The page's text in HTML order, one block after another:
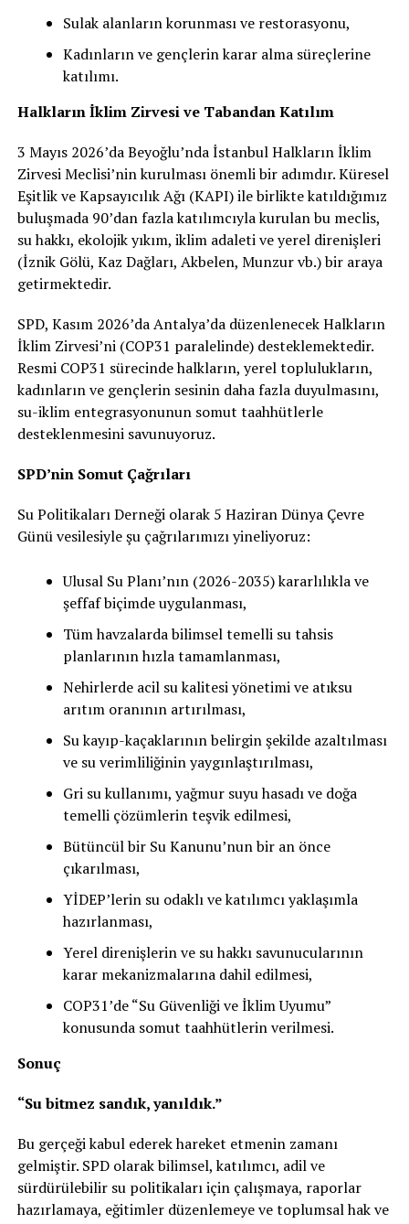
Sulak alanların korunması ve restorasyonu,
Kadınların ve gençlerin karar alma süreçlerine
katılımı.
Halkların İklim Zirvesi ve Tabandan Katılım
3 Mayıs 2026’da Beyoğlu’nda İstanbul Halkların İklim
Zirvesi Meclisi’nin kurulması önemli bir adımdır. Küresel
Eşitlik ve Kapsayıcılık Ağı (KAPI) ile birlikte katıldığımız
buluşmada 90’dan fazla katılımcıyla kurulan bu meclis,
su hakkı, ekolojik yıkım, iklim adaleti ve yerel direnişleri
(İznik Gölü, Kaz Dağları, Akbelen, Munzur vb.) bir araya
getirmektedir.
SPD, Kasım 2026’da Antalya’da düzenlenecek Halkların
İklim Zirvesi’ni (COP31 paralelinde) desteklemektedir.
Resmi COP31 sürecinde halkların, yerel toplulukların,
kadınların ve gençlerin sesinin daha fazla duyulmasını,
su-iklim entegrasyonunun somut taahhütlerle
desteklenmesini savunuyoruz.
SPD’nin Somut Çağrıları
Su Politikaları Derneği olarak 5 Haziran Dünya Çevre
Günü vesilesiyle şu çağrılarımızı yineliyoruz:
Ulusal Su Planı’nın (2026-2035) kararlılıkla ve
şeffaf biçimde uygulanması,
Tüm havzalarda bilimsel temelli su tahsis
planlarının hızla tamamlanması,
Nehirlerde acil su kalitesi yönetimi ve atıksu
arıtım oranının artırılması,
Su kayıp-kaçaklarının belirgin şekilde azaltılması
ve su verimliliğinin yaygınlaştırılması,
Gri su kullanımı, yağmur suyu hasadı ve doğa
temelli çözümlerin teşvik edilmesi,
Bütüncül bir Su Kanunu’nun bir an önce
çıkarılması,
YİDEP’lerin su odaklı ve katılımcı yaklaşımla
hazırlanması,
Yerel direnişlerin ve su hakkı savunucularının
karar mekanizmalarına dahil edilmesi,
COP31’de “Su Güvenliği ve İklim Uyumu”
konusunda somut taahhütlerin verilmesi.
Sonuç
“Su bitmez sandık, yanıldık.”
Bu gerçeği kabul ederek hareket etmenin zamanı
gelmiştir. SPD olarak bilimsel, katılımcı, adil ve
sürdürülebilir su politikaları için çalışmaya, raporlar
hazırlamaya, eğitimler düzenlemeye ve toplumsal hak ve